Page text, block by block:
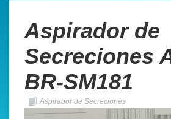
Aspirador de
Secreciones
BR-SM181
Aspirador de Secreciones